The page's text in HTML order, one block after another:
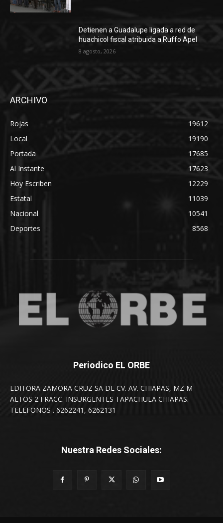
Detienen a Guadalupe ligada a red de
huachicol fiscal atribuida a Ruffo Apel
8 agosto, 2026
ARCHIVO
Rojas
19612
Local
19190
Portada
17685
Al Instante
17623
Hoy Escriben
12229
Estatal
11039
Nacional
10541
Deportes
8568
Periodico EL ORBE
EDITORA ZAMORA CRUZ SA DE CV. AV. CHIAPAS, MZ M
ALTOS 2 FRACC. INSURGENTES TAPACHULA CHIAPAS.
TELEFONOS . 6262241, 6262131
Nuestra Redes Sociales: